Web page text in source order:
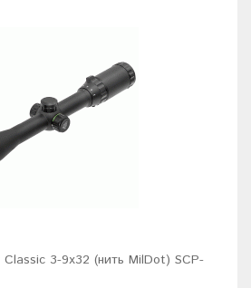
Classic 3-9x32 (нить MilDot) SCP-